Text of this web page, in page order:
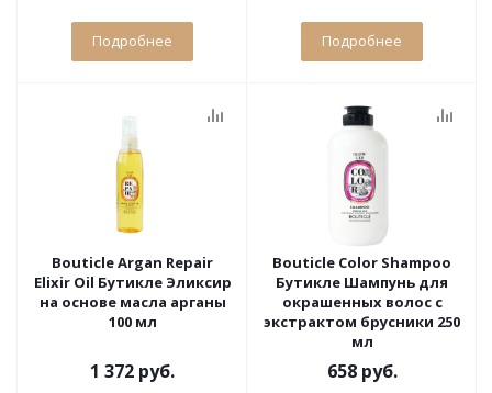
Подробнее Подробнее
Bouticle Argan Repair
Elixir Oil Бутикле Эликсир
на основе масла арганы
100 мл
1 372 руб.
Bouticle Color Shampoo
Бутикле Шампунь для
окрашенных волос с
экстрактом брусники 250
мл
658 руб.